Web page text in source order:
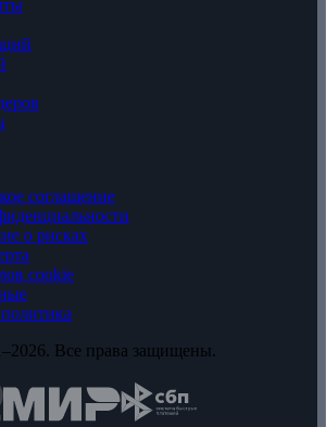
соглашение
о рисках
cookie
Все права защищены.